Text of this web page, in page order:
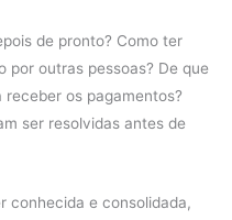
de pronto? Como ter
por outras pessoas? De que
os pagamentos?
ser resolvidas antes de
conhecida e consolidada,